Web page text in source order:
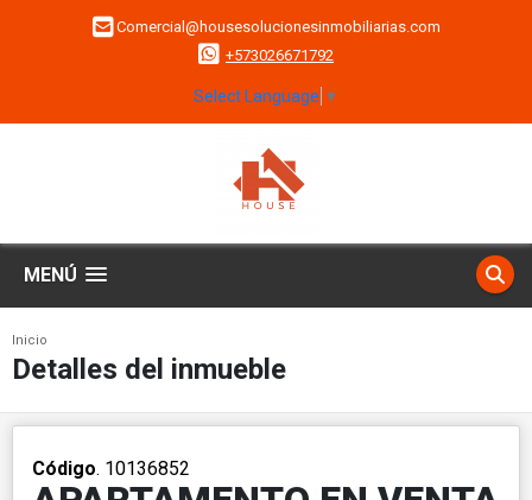
Comercial@housesolucionesinmobiliarias.com
+573026671792
Select Language ▼
MENÚ
Inicio
Detalles del inmueble
Código. 10136852